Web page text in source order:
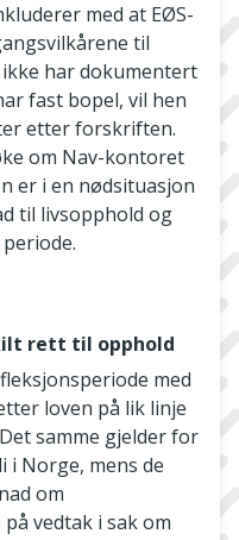
med at EØS-
til
har dokumentert
fast bopel, vil hen
etter forskriften.
om Nav-kontoret
er i en nødsituasjon
til livsopphold og
rett til opphold
med
loven på lik linje
samme gjelder for
i Norge, mens de
om
vedtak i sak om